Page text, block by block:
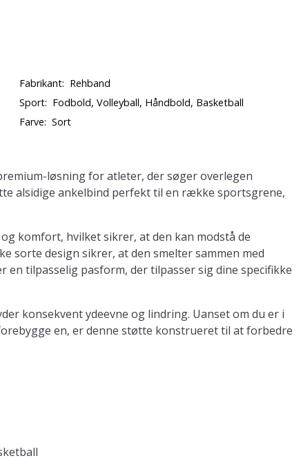
Fabrikant: Rehband
Sport: Fodbold, Volleyball, Håndbold, Basketball
Farve: Sort
løsning for atleter, der søger overlegen
alsidige ankelbind perfekt til en række sportsgrene,
komfort, hvilket sikrer, at den kan modstå de
sorte design sikrer, at den smelter sammen med
tilpasselig pasform, der tilpasser sig dine specifikke
konsekvent ydeevne og lindring. Uanset om du er i
en, er denne støtte konstrueret til at forbedre